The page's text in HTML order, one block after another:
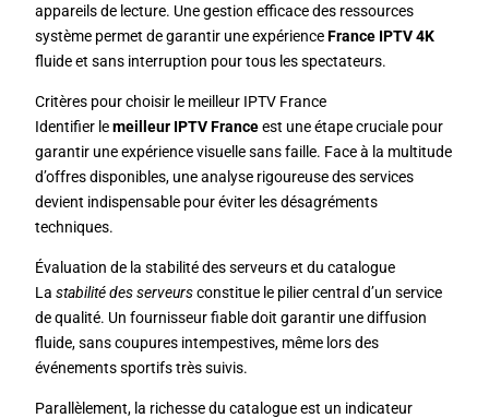
appareils de lecture. Une gestion efficace des ressources
système permet de garantir une expérienceFrance IPTV 4K
fluide et sans interruption pour tous les spectateurs.
Critères pour choisir le meilleur IPTV France
Identifier lemeilleur IPTV Franceest une étape cruciale pour
garantir une expérience visuelle sans faille. Face à la multitude
d’offres disponibles, une analyse rigoureuse des services
devient indispensable pour éviter les désagréments
techniques.
Évaluation de la stabilité des serveurs et du catalogue
La stabilité des serveursconstitue le pilier central d’un service
de qualité. Un fournisseur fiable doit garantir une diffusion
fluide, sans coupures intempestives, même lors des
événements sportifs très suivis.
Parallèlement, la richesse du catalogue est un indicateur